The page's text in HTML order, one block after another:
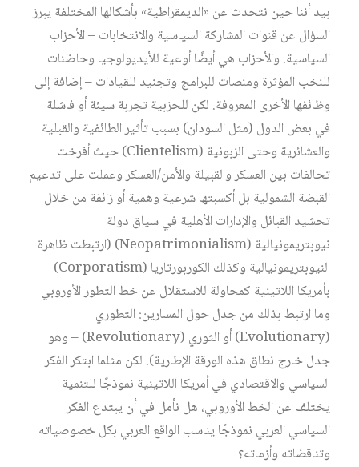
بيد أننا حين نتحدث عن «الديمقراطية» بأشكالها المختلفة يبرز
السؤال عن قنوات المشاركة السياسية والانتخابات – الأحزاب
السياسية. والأحزاب هي أيضًا أوعية للأيديولوجيا وحاضنات
للنخب المؤثرة ومنصات للبرامج وتجنيد للقيادات – إضافة إلى
وظائفها الأخرى المعروفة. لكن للحزبية تجربة سيئة أو فاشلة
في بعض الدول (مثل السودان) بسبب تأثير الطائفية والقبلية
والعشائرية وحتى الزبونية (Clientelism) حيث أفرخت
تحالفات بين العسكر والقبيلة والأمن/العسكر وعملت على تدعيم
القبضة الشمولية بل أكسبتها شرعية وهمية أو زائفة من خلال
تحشيد القبائل والإدارات الأهلية في سياق دولة
نيوبتريمونيالية (Neopatrimonialism) (ارتبطت ظاهرة
النيوبتريمونيالية وكذلك الكوربورتاريا (Corporatism)
بأمريكا اللاتينية كمحاولة للاستقلال عن خط التطور الأوروبي
وما ارتبط بذلك من جدل حول المسارين: التطوري
(Evolutionary) أو الثوري (Revolutionary) – وهو
جدل خارج نطاق هذه الورقة الإطارية). لكن مثلما ابتكر الفكر
السياسي والاقتصادي في أمريكا اللاتينية نموذجًا للتنمية
يختلف عن الخط الأوروبي، هل نأمل في أن يبتدع الفكر
السياسي العربي نموذجًا يناسب الواقع العربي بكل خصوصياته
وتناقضاته وأزماته؟